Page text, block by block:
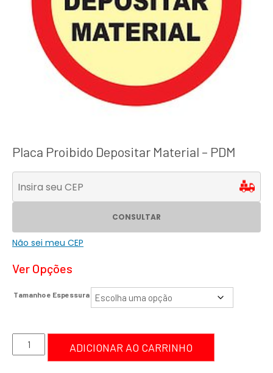
Placa Proibido Depositar Material – PDM
CONSULTAR
Não sei meu CEP
Ver Opções
Tamanho e Espessura
Placa
Proibido
ADICIONAR AO CARRINHO